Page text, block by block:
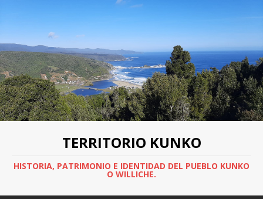
TERRITORIO KUNKO
HISTORIA, PATRIMONIO E IDENTIDAD DEL PUEBLO KUNKO
O WILLICHE.